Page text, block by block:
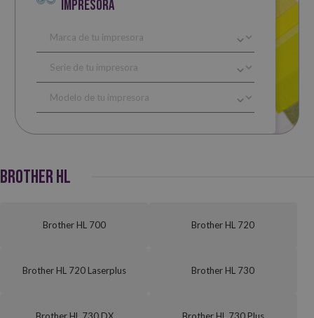
IMPRESORA
BROTHER HL
Brother HL 700 Brother HL 720
Brother HL 720 Laserplus Brother HL 730
Brother HL 730 DX Brother HL 730 Plus